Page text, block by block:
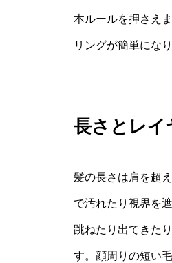
本ルールを押さえ
リングが簡単にな
長さとレイ
髪の長さは肩を超
で汚れたり視界を
跳ねたり出てきた
す。顔周りの短い